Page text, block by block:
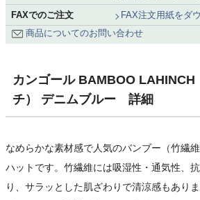
FAXでのご注文
FAX注文用紙をダ
商品についてのお問い合わせ
カンゴール BAMBOO LAHINCH
チ） デニムブルー 詳細
なめらかな素材感で人気のバンブー（竹繊
ハットです。竹繊維には吸湿性・通気性、
り、サラッとした肌ざわりで清涼感もあり